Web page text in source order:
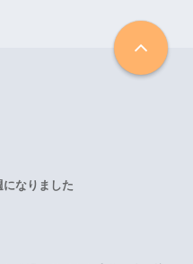
なりました